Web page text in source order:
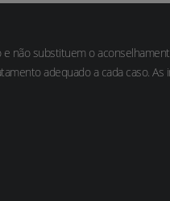
não substituem o
adequado a cada caso.